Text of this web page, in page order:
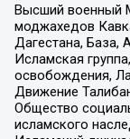
Высший военный
моджахедов
Дагестана, База,
Исламская
освобождения,
Движение
Общество
исламского